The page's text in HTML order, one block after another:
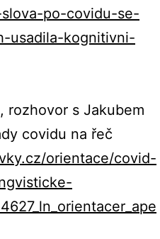
po-covidu-se-
usadila-kognitivni-
rozhovor s Jakubem
covidu na řeč
orientace/covid-